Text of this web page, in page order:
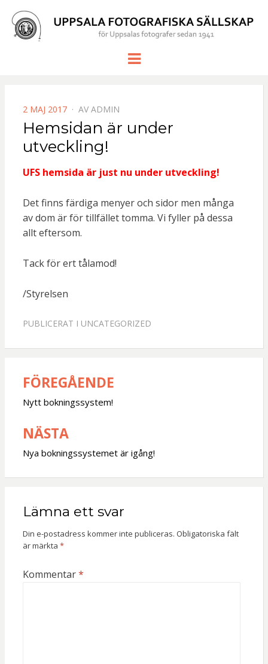
UPPSALA
Meny
PUBLICERAD
DEN
2 MAJ 2017 AV ADMIN
Hemsidan är under
utveckling!
UFS hemsida är just nu under utveckling!
Det finns färdiga menyer och sidor men många
av dom är för tillfället tomma. Vi fyller på dessa
allt eftersom.
Tack för ert tålamod!
/Styrelsen
PUBLICERAT I UNCATEGORIZED
Inläggsnavigering
FÖREGÅENDE
Nytt bokningssystem!
NÄSTA
Nya bokningssystemet är igång!
Lämna ett svar
Din e-postadress kommer inte publiceras. Obligatoriska fält
är märkta *
Kommentar*